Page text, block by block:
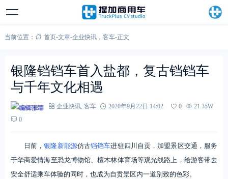
当前位置： 首页-文章-企业快讯， 客车-正文
银隆铛铛车首入盐都，复古铛铛车
与千年文化相遇
编辑张靖 企业快讯, 客车 2020年9月22日 14:02 0
21.35W
0
日前，银隆新能源仿古铛铛车进驻四川自贡，加盟景区交通，服务
于华商爱情海至恐龙博物馆、檀木林体育场等观光线路上，给游客带去
安全舒适乘车体验的同时，也成为自贡景区内一道别致的色彩。